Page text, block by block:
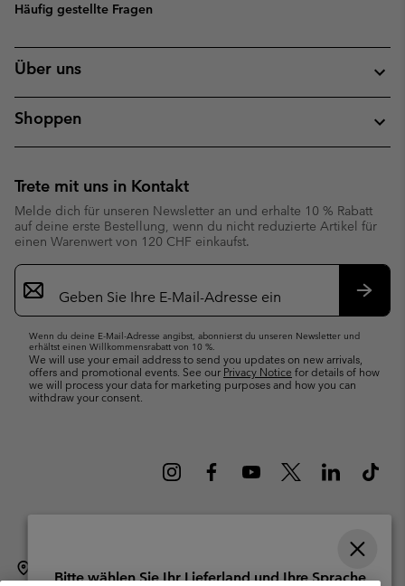
Häufig gestellte Fragen
Über uns
Shoppen
Trete mit uns in Kontakt
Melde dich für unseren Newsletter an und erhalte 10 % Rabatt
auf deine erste Bestellung, wenn du nicht reduzierte Artikel für
einen Warenwert von 120 CHF einkaufst.
Newsletter-
Anmeldung
Wenn du deine E-Mail-Adresse angibst, abonnierst du unseren Newsletter und
erhältst einen Willkommensrabatt von 10 %.
We will use your email address to send you updates on new arrivals,
offers and promotional events. See our Privacy Notice for details of how
we will process your data for marketing purposes and how you can
withdraw your consent.
Schweiz (Deutsch) English › français › italiano ›
Bitte wählen Sie Ihr Lieferland und Ihre Sprache